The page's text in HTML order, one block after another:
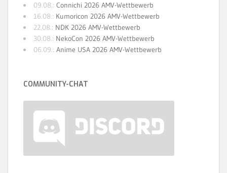
09.08.: Connichi 2026 AMV-Wettbewerb
16.08.: Kumoricon 2026 AMV-Wettbewerb
22.08.: NDK 2026 AMV-Wettbewerb
30.08.: NekoCon 2026 AMV-Wettbewerb
06.09.: Anime USA 2026 AMV-Wettbewerb
COMMUNITY-CHAT